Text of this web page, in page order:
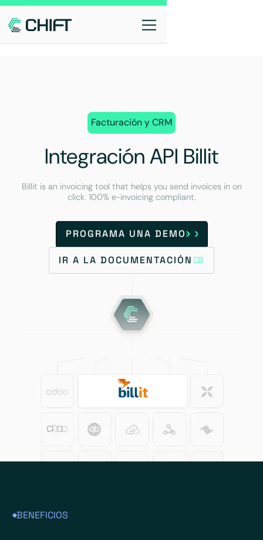
Facturación y CRM
Integración API Billit
Billit is an invoicing tool that helps you send invoices in on
click. 100% e-invoicing compliant.
PROGRAMA UNA DEMO
IR A LA DOCUMENTACIÓN
BENEFICIOS